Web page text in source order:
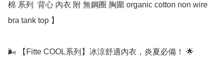
棉 系列  背心 內衣 附 無鋼圈 胸圍 organic cotton non wire
bra tank top 】
🌬️ 【Fitte COOL系列】冰涼舒適內衣，炎夏必備！ 🌟